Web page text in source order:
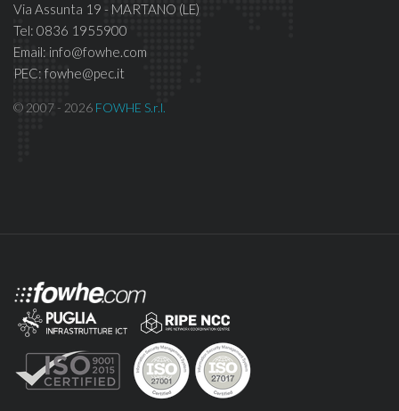
Via Assunta 19 - MARTANO (LE)
Tel: 0836 1955900
Email: info@fowhe.com
PEC: fowhe@pec.it
© 2007 - 2026 FOWHE S.r.l.